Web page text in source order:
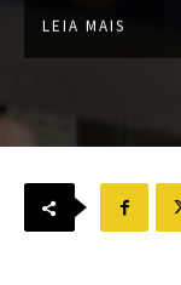
LEIA MAIS